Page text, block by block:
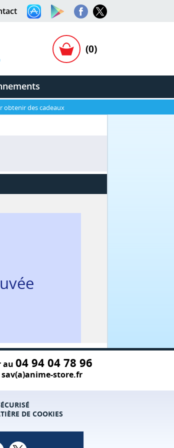
(0)
obtenir des cadeaux
au 04 94 04 78 96
store.fr
DE COOKIES